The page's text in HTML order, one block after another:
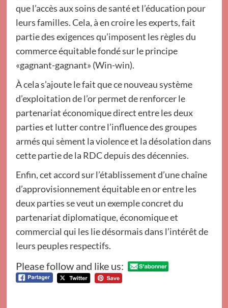
que l’accès aux soins de santé et l’éducation pour
leurs familles. Cela, à en croire les experts, fait
partie des exigences qu’imposent les règles du
commerce équitable fondé sur le principe
«gagnant-gagnant» (Win-win).
À cela s’ajoute le fait que ce nouveau système
d’exploitation de l’or permet de renforcer le
partenariat économique direct entre les deux
parties et lutter contre l’influence des groupes
armés qui sèment la violence et la désolation dans
cette partie de la RDC depuis des décennies.
Enfin, cet accord sur l’établissement d’une chaîne
d’approvisionnement équitable en or entre les
deux parties se veut un exemple concret du
partenariat diplomatique, économique et
commercial qui les lie désormais dans l’intérêt de
leurs peuples respectifs.
Please follow and like us: